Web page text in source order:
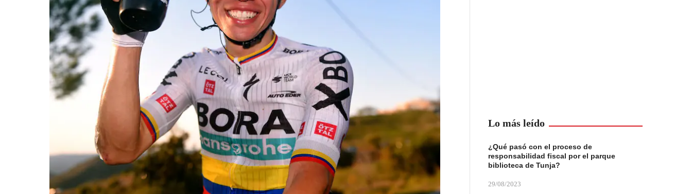
Lo más leído
¿Qué pasó con el proceso de
responsabilidad fiscal por el parque
biblioteca de Tunja?
29/08/2023